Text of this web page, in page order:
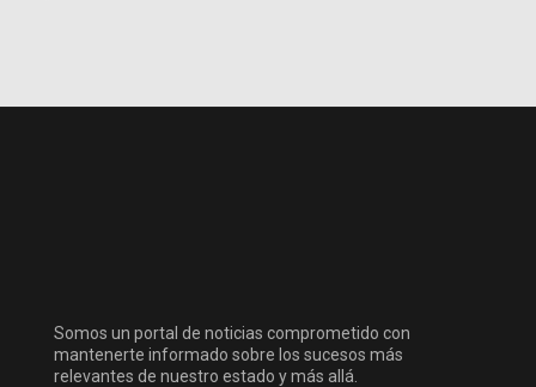
Somos un portal de noticias comprometido con
mantenerte informado sobre los sucesos más
relevantes de nuestro estado y más allá.